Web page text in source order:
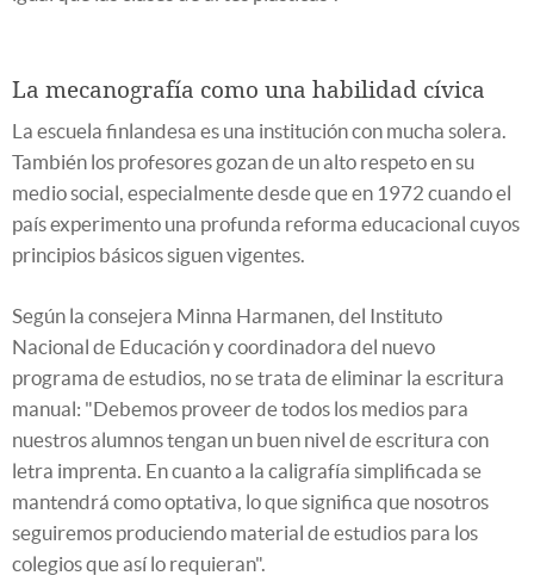
La mecanografía como una habilidad cívica
La escuela finlandesa es una institución con mucha solera.
También los profesores gozan de un alto respeto en su
medio social, especialmente desde que en 1972 cuando el
país experimento una profunda reforma educacional cuyos
principios básicos siguen vigentes.
Según la consejera Minna Harmanen, del Instituto
Nacional de Educación y coordinadora del nuevo
programa de estudios, no se trata de eliminar la escritura
manual: "Debemos proveer de todos los medios para
nuestros alumnos tengan un buen nivel de escritura con
letra imprenta. En cuanto a la caligrafía simplificada se
mantendrá como optativa, lo que significa que nosotros
seguiremos produciendo material de estudios para los
colegios que así lo requieran".